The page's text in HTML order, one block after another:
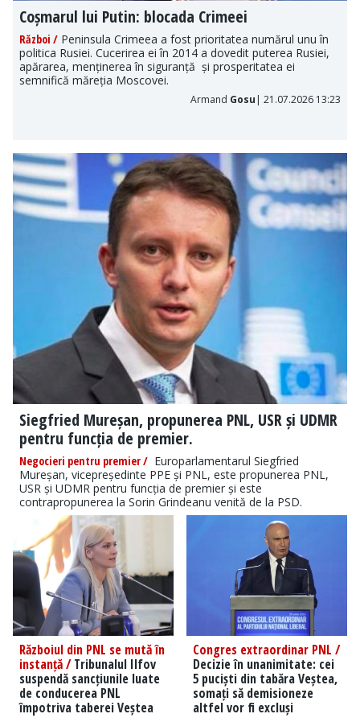
Coșmarul lui Putin: blocada Crimeei
Război / Peninsula Crimeea a fost prioritatea numărul unu în
politica Rusiei. Cucerirea ei în 2014 a dovedit puterea Rusiei,
apărarea, menținerea în siguranță și prosperitatea ei
semnifică măreția Moscovei.
Armand Gosu | 21.07.2026 13:23
Siegfried Mureșan, propunerea PNL, USR și UDMR
pentru funcția de premier.
Negocieri pentru premier / Europarlamentarul Siegfried
Mureșan, vicepreședinte PPE și PNL, este propunerea PNL,
USR și UDMR pentru funcția de premier și este
contrapropunerea la Sorin Grindeanu venită de la PSD.
Războiul din PNL se mută în
instanță /Tribunalul Ilfov
suspendă sancțiunile luate
de conducerea PNL
împotriva taberei Veștea
Congres extraordinar PNL /
Decizie în unanimitate: cei
5 puciști din tabăra Veștea,
somați să demisioneze
altfel vor fi excluși